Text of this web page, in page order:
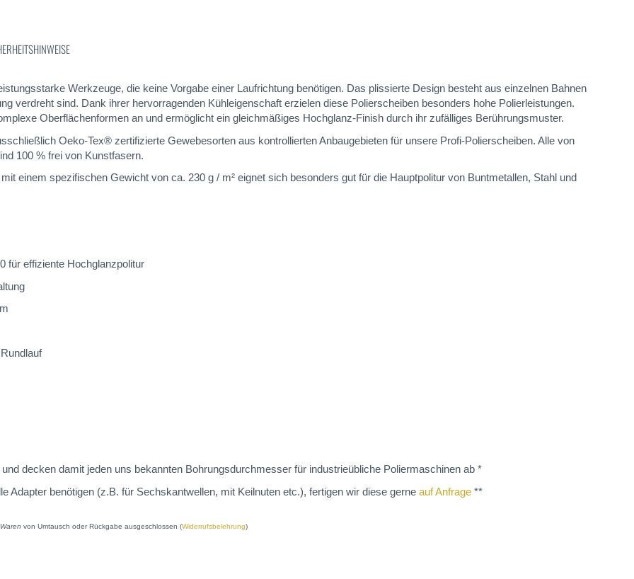
Werkzeuge, die keine Vorgabe einer Laufrichtung benötigen. Das plissierte Design besteht aus einzelnen Bahnen
verdreht sind. Dank ihrer hervorragenden Kühleigenschaft erzielen diese Polierscheiben besonders hohe Polierleistungen.
Oberflächenformen an und ermöglicht ein gleichmäßiges Hochglanz-Finish durch ihr zufälliges Berührungsmuster.
Oeko-Tex® zertifizierte Gewebesorten aus kontrollierten Anbaugebieten für unsere Profi-Polierscheiben. Alle von
100 % frei von Kunstfasern.
einem spezifischen Gewicht von ca. 230 g / m² eignet sich besonders gut für die Hauptpolitur von Buntmetallen, Stahl und
für effiziente Hochglanzpolitur
decken damit jeden uns bekannten Bohrungsdurchmesser für industrieübliche Poliermaschinen ab *
Adapter benötigen (z.B. für Sechskantwellen, mit Keilnuten etc.), fertigen wir diese gerne auf Anfrage **
von Umtausch oder Rückgabe ausgeschlossen (Widerrufsbelehrung)